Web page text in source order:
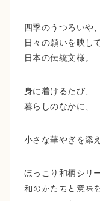
四季のうつろいや、
日々の願いを映し
日本の伝統文様。
身に着けるたび、
暮らしのなかに、
小さな華やぎを添
ほっこり和柄シリ
和のかたちと意味を